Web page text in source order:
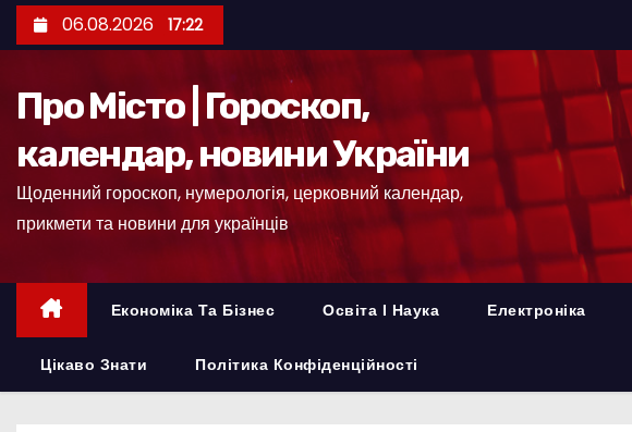
е
к
06.08.2026 17:22
Про Місто | Гороскоп,
календар, новини України
Щоденний гороскоп, нумерологія, церковний календар,
прикмети та новини для українців
Економіка Та Бізнес Освіта І Наука Електроніка
Цікаво Знати Політика Конфіденційності